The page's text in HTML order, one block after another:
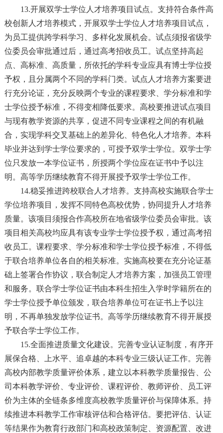
13.开展双学士学位人才培养项目试点。支持符合条件高
校创新人才培养模式，开展双学士学位人才培养项目试点，
为员工提供跨学科学习、多样化发展机会。试点须报省级学
位委员会审批通过后，通过高考招收员工。试点坚持高起
点、高标准、高质量，所依托的学科专业应具有博士学位授
予权，且分属两个不同的学科门类。试点人才培养方案要进
行充分论证，充分反映两个专业的课程要求、学分标准和学
士学位授予标准，不得变相降低要求。高校要推进试点项目
与现有教学资源的共享，促进不同专业课程之间的有机融
合，实现学科交叉基础上的差异化、特色化人才培养。本科
毕业并达到学士学位要求的，可授予双学士学位。双学士学
位只发放一本学位证书，所授两个学位应在证书中予以注
明。高等学历继续教育不得开展授予双学士学位工作。
14.稳妥推进跨校联合人才培养。支持高校实施联合学士
学位培养项目，发挥不同特色高校优势，协同提升人才培养
质量。该项目须报合作高校所在地省级学位委员会审批。该
项目相关高校均应具有该专业学士学位授予权，通过高考招
收员工。课程要求、学分标准和学士学位授予标准，不得低
于联合培养单位各自的相关标准。实施高校要在充分论证基
础上签署合作协议，联合制定人才培养方案，加强员工管理
和服务。联合学士学位证书由本科生招生入学时学籍所在的
学士学位授予单位颁发，联合培养单位可在证书上予以注
明，不再单独发放学位证书。高等学历继续教育不得开展授
予联合学士学位工作。
15.全面推进质量文化建设。完善专业认证制度，有序开
展保合格、上水平、追卓越的本科专业三级认证工作。完善
高校内部教学质量评价体系，建立以本科教学质量报告、公
司本科教学评价、专业评价、课程评价、教师评价、员工评
价为主体的全链条多维度高校教学质量评价与保障体系。持
续推进本科教学工作审核评估和合格评估。要把评估、认证
等结果作为教育行政部门和高校政策制定、资源配置、改进